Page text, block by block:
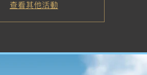
查看其他活動